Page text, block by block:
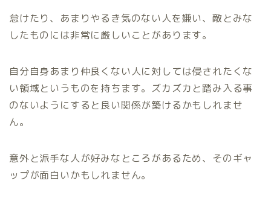
怠けたり、あまりやるき気のない人を嫌い、敵とみな
したものには非常に厳しいことがあります。
自分自身あまり仲良くない人に対しては侵されたくな
い領域というものを持ちます。ズカズカと踏み入る事
のないようにすると良い関係が築けるかもしれませ
ん。
意外と派手な人が好みなところがあるため、そのギャ
ップが面白いかもしれません。